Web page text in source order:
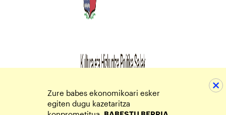
Zure babes ekonomikoari esker
egiten dugu kazetaritza